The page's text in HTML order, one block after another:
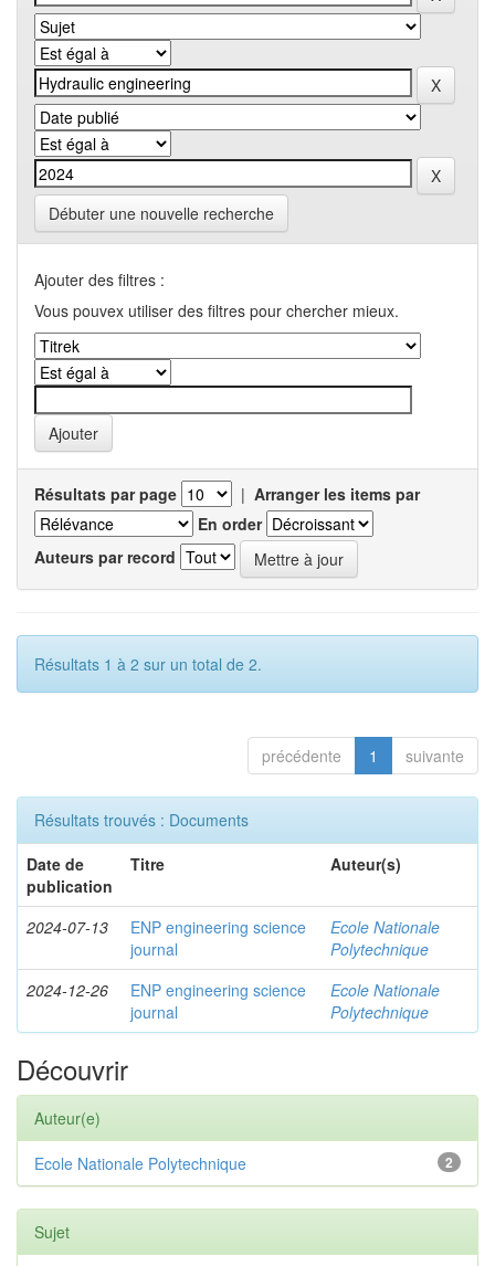
Débuter une nouvelle recherche
Ajouter des filtres :
Vous pouvex utiliser des filtres pour chercher mieux.
Résultats par page | Arranger les items par
En order
Auteurs par record
Résultats 1 à 2 sur un total de 2.
précédente 1 suivante
Résultats trouvés : Documents
Date de
publication
Titre Auteur(s)
2024-07-13
ENP engineering science
journal
Ecole Nationale
Polytechnique
2024-12-26
ENP engineering science
journal
Ecole Nationale
Polytechnique
Découvrir
Auteur(e)
2
Ecole Nationale Polytechnique
Sujet